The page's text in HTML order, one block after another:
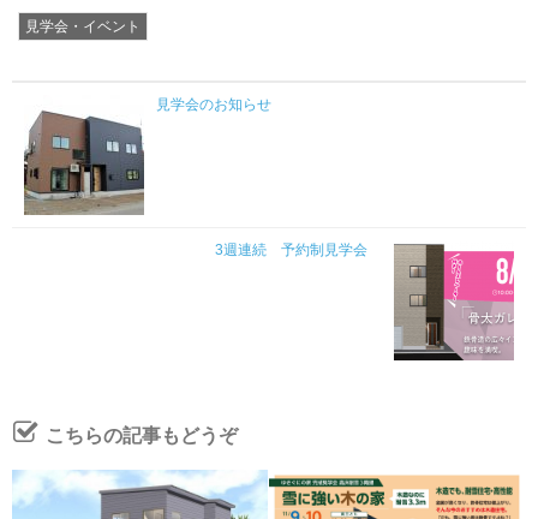
見学会・イベント
見学会のお知らせ
3週連続 予約制見学会
こちらの記事もどうぞ